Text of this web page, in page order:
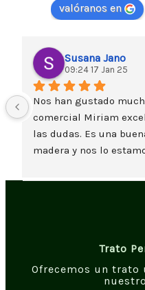
valóranos en
Susana Jano
09:24 17 Jan 25
Nos han gustado
comercial Miriam
las dudas. Es una
madera y nos lo
Trato
Ofrecemos un trato